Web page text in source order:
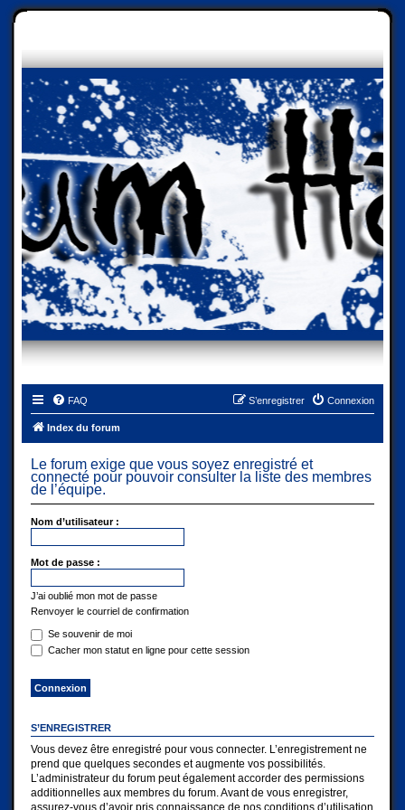
FAQ Connexion
S’enregistrer
Index du forum
Le forum exige que vous soyez enregistré et
connecté pour pouvoir consulter la liste des membres
de l’équipe.
Nom d’utilisateur :
Mot de passe :
J’ai oublié mon mot de passe
Renvoyer le courriel de confirmation
Se souvenir de moi
Cacher mon statut en ligne pour cette session
S’ENREGISTRER
Vous devez être enregistré pour vous connecter. L’enregistrement ne
prend que quelques secondes et augmente vos possibilités.
L’administrateur du forum peut également accorder des permissions
additionnelles aux membres du forum. Avant de vous enregistrer,
assurez-vous d’avoir pris connaissance de nos conditions d’utilisation